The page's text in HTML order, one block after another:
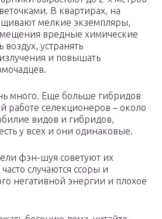
В квартирах, на
мелкие экземпляры,
вредные химические
воздух, устранять
и повышать
много. Еще больше гибридов
работе селекционеров – около
видов и гибридов,
у всех и они одинаковые.
фэн-шуя советуют их
случаются ссоры и
негативной энергии и плохое